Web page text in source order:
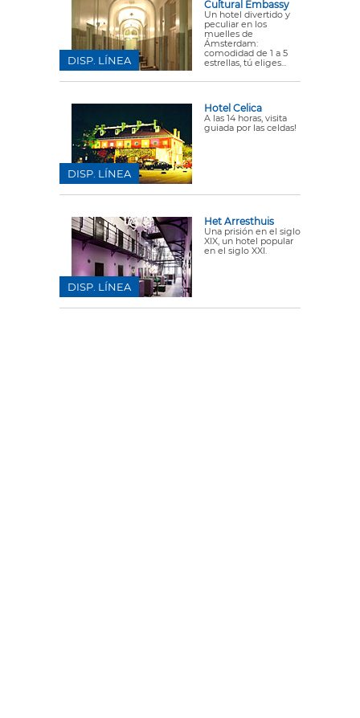
Cultural Embassy
Un hotel divertido y
peculiar en los
muelles de
Ámsterdam:
comodidad de 1 a 5
estrellas, tú eliges...
DISP. LÍNEA
Hotel Celica
A las 14 horas, visita
guiada por las celdas!
DISP. LÍNEA
Het Arresthuis
Una prisión en el siglo
XIX, un hotel popular
en el siglo XXI.
DISP. LÍNEA